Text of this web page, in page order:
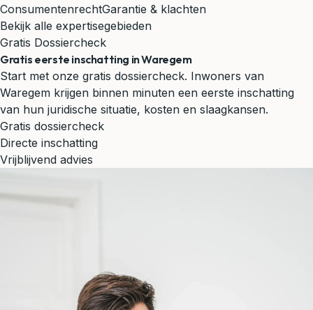
ConsumentenrechtGarantie & klachten
Bekijk alle expertisegebieden
Gratis Dossiercheck
Gratis eerste inschatting in Waregem
Start met onze gratis dossiercheck. Inwoners van
Waregem krijgen binnen minuten een eerste inschatting
van hun juridische situatie, kosten en slaagkansen.
Gratis dossiercheck
Directe inschatting
Vrijblijvend advies